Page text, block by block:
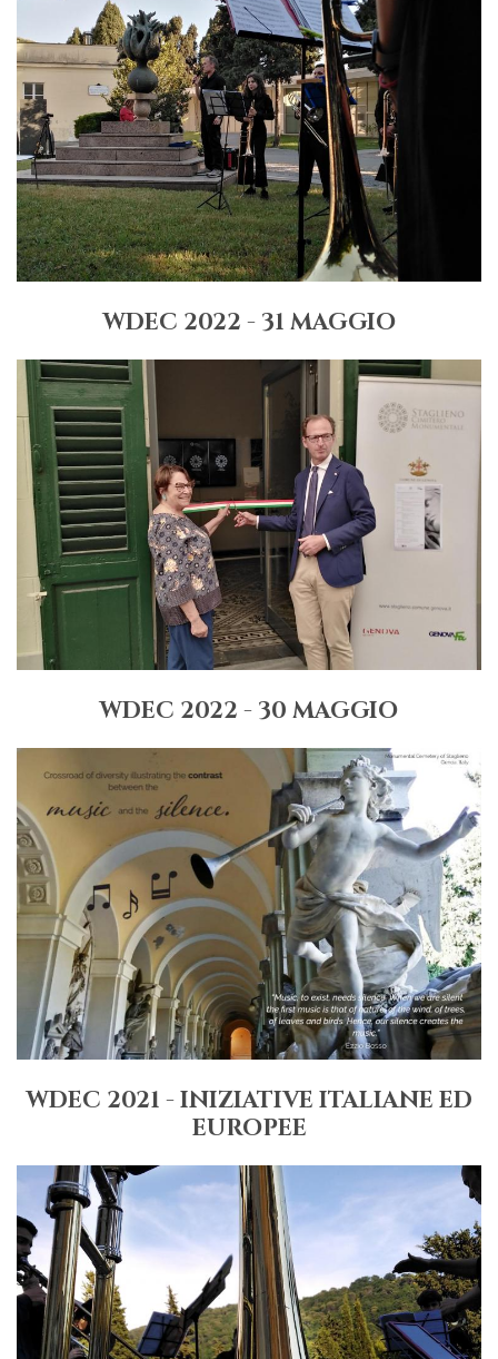
WDEC 2022 - 31 MAGGIO
WDEC 2022 - 30 MAGGIO
WDEC 2021 - INIZIATIVE ITALIANE ED
EUROPEE